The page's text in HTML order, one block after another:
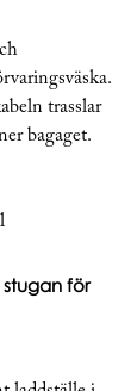
trasslar
bagaget.
för